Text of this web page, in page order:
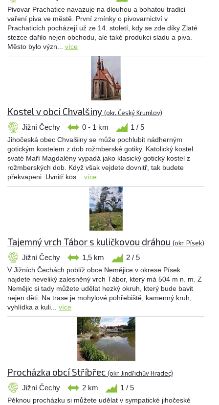
Pivovar Prachatice navazuje na dlouhou a bohatou tradici
vaření piva ve městě. První zmínky o pivovarnictví v
Prachaticích pocházejí už ze 14. století, kdy se zde díky Zlaté
stezce dařilo nejen obchodu, ale také produkci sladu a piva.
Město bylo význ... více
Kostel v obci Chvalšiny (okr. Český Krumlov)
Jižní Čechy 0 - 1 km 1 / 5
Jihočeská obec Chvalšiny se může pochlubit nádherným
gotickým kostelem z dob rožmberské gotiky. Katolický kostel
svaté Maří Magdalény vypadá jako klasický gotický kostel z
rožmberských dob. Když však vejdete dovnitř, tak budete
překvapeni. Uvnitř kos... více
Tajemný vrch Tábor s kuličkovou dráhou (okr. Písek)
Jižní Čechy 1,5 km 2 / 5
V Jižních Čechách poblíž obce Nemějice v okrese Písek
najdete neveliký zalesněný vrch Tábor, který má 504 m n. m. Z
Nemějic si tady můžete udělat hezký okruh, který bude bavit
nejen děti. Na trase je mohylové pohřebiště, kamenný kruh,
vyhlídka a kuli... více
Procházka obcí Stříbřec (okr. Jindřichův Hradec)
Jižní Čechy 2 km 1 / 5
Pěknou procházku si můžete udělat v sympatické jihočeské